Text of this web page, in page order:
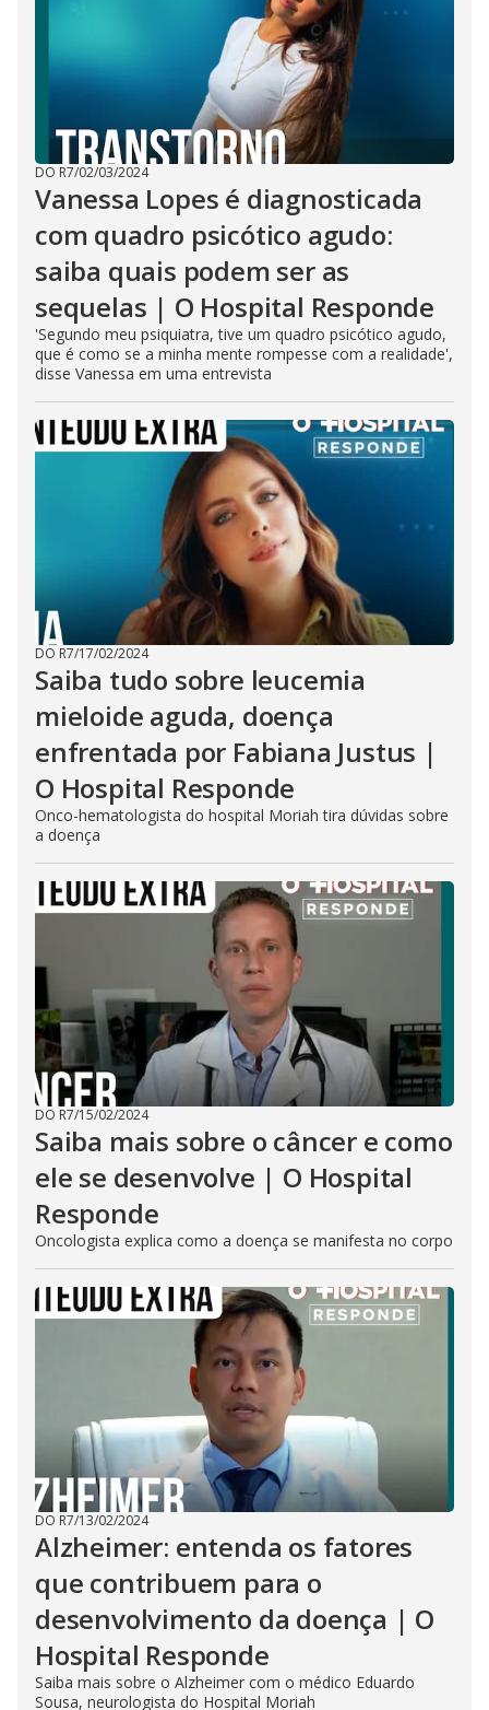
DO R7/02/03/2024
Vanessa Lopes é diagnosticada
com quadro psicótico agudo:
saiba quais podem ser as
sequelas | O Hospital Responde
'Segundo meu psiquiatra, tive um quadro psicótico agudo,
que é como se a minha mente rompesse com a realidade',
disse Vanessa em uma entrevista
DO R7/17/02/2024
Saiba tudo sobre leucemia
mieloide aguda, doença
enfrentada por Fabiana Justus |
O Hospital Responde
Onco-hematologista do hospital Moriah tira dúvidas sobre
a doença
DO R7/15/02/2024
Saiba mais sobre o câncer e como
ele se desenvolve | O Hospital
Responde
Oncologista explica como a doença se manifesta no corpo
DO R7/13/02/2024
Alzheimer: entenda os fatores
que contribuem para o
desenvolvimento da doença | O
Hospital Responde
Saiba mais sobre o Alzheimer com o médico Eduardo
Sousa, neurologista do Hospital Moriah